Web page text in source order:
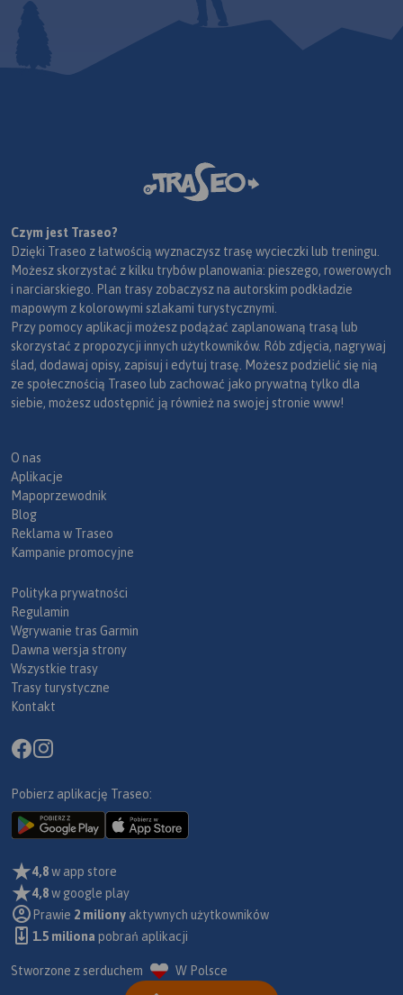
Czym jest Traseo?
Dzięki Traseo z łatwością wyznaczysz trasę wycieczki lub treningu.
Możesz skorzystać z kilku trybów planowania: pieszego, rowerowych
i narciarskiego. Plan trasy zobaczysz na autorskim podkładzie
mapowym z kolorowymi szlakami turystycznymi.
Przy pomocy aplikacji możesz podążać zaplanowaną trasą lub
skorzystać z propozycji innych użytkowników. Rób zdjęcia, nagrywaj
ślad, dodawaj opisy, zapisuj i edytuj trasę. Możesz podzielić się nią
ze społecznością Traseo lub zachować jako prywatną tylko dla
siebie, możesz udostępnić ją również na swojej stronie www!
O nas
Aplikacje
Mapoprzewodnik
Blog
Reklama w Traseo
Kampanie promocyjne
Polityka prywatności
Regulamin
Wgrywanie tras Garmin
Dawna wersja strony
Wszystkie trasy
Trasy turystyczne
Kontakt
Pobierz aplikację Traseo:
4,8w app store
4,8w google play
Prawie 2 miliony aktywnych użytkowników
1.5 miliona pobrań aplikacji
Stworzone z serduchem W Polsce